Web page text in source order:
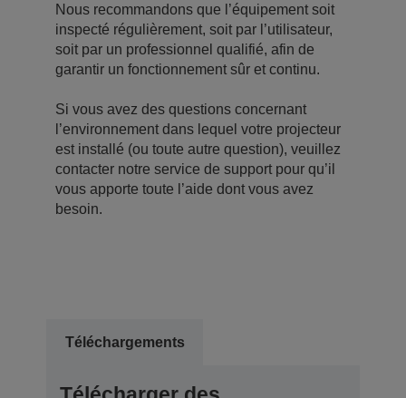
Nous recommandons que l’équipement soit
inspecté régulièrement, soit par l’utilisateur,
soit par un professionnel qualifié, afin de
garantir un fonctionnement sûr et continu.
Si vous avez des questions concernant
l’environnement dans lequel votre projecteur
est installé (ou toute autre question), veuillez
contacter notre service de support pour qu’il
vous apporte toute l’aide dont vous avez
besoin.
Téléchargements